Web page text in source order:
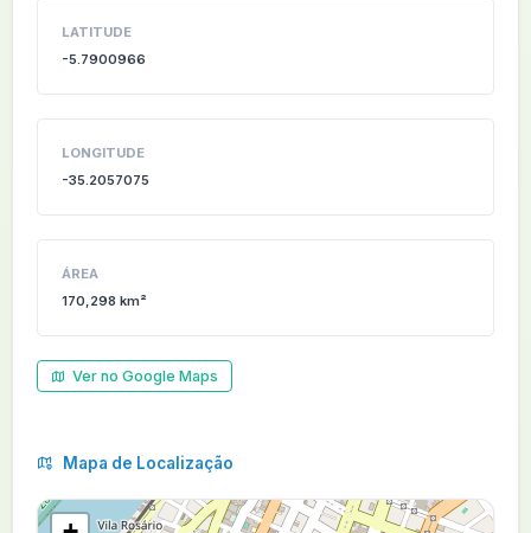
LATITUDE
-5.7900966
LONGITUDE
-35.2057075
ÁREA
170,298 km²
Ver no Google Maps
Mapa de Localização